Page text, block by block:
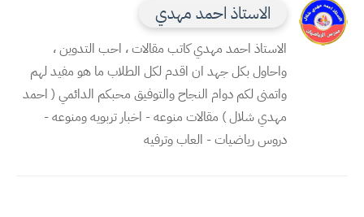
الاستاذ احمد مهدي
الاستاذ احمد مهدي كاتب مقالات ، احب التدوين ،
واحاول بكل جهد ان اقدم لكل الطلاب ما هو مفيد لهم
واتمنى لكم دوام النجاح والتوفيق محبكم الدائمي ( احمد
مهدي شلال ) مقالات منوعه - اخبار تربويه ومنوعه -
دروس رياضيات - العاب وترفيه